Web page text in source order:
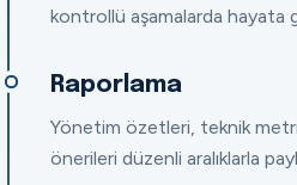
kontrollü aşamalarda hayata
Raporlama
Yönetim özetleri, teknik
önerileri düzenli aralıklarla